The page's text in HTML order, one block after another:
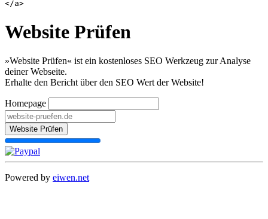
Website Prüfen
»Website Prüfen« ist ein kostenloses SEO Werkzeug zur Analyse
deiner Webseite.
Erhalte den Bericht über den SEO Wert der Website!
Homepage
Website Prüfen
Powered by eiwen.net